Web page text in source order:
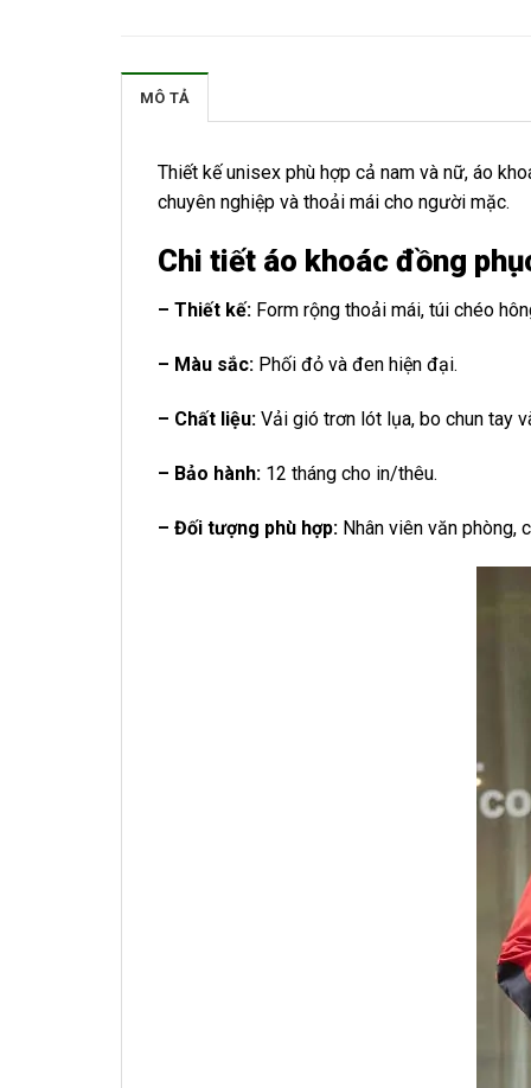
MÔ TẢ
Thiết kế unisex phù hợp cả nam và nữ, áo
chuyên nghiệp và thoải mái cho người mặc.
Chi tiết áo khoác đồng
– Thiết kế: Form rộng thoải mái, túi chéo
– Màu sắc: Phối đỏ và đen hiện đại.
– Chất liệu: Vải gió trơn lót lụa, bo chun tay
– Bảo hành: 12 tháng cho in/thêu.
– Đối tượng phù hợp: Nhân viên văn phòng,